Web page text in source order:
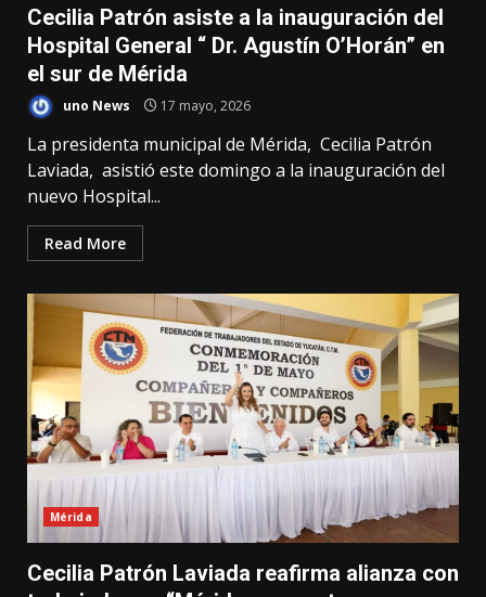
Cecilia Patrón asiste a la inauguración del
Hospital General “ Dr. Agustín O’Horán” en
el sur de Mérida
uno News 17 mayo, 2026
La presidenta municipal de Mérida, Cecilia Patrón
Laviada, asistió este domingo a la inauguración del
nuevo Hospital...
Read More
Mérida
Cecilia Patrón Laviada reafirma alianza con